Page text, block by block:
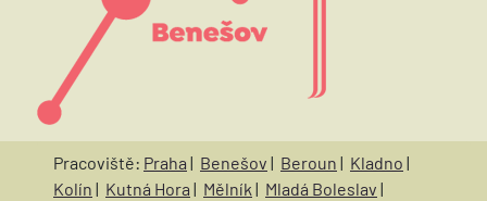
Pracoviště: Praha | Benešov | Beroun | Kladno |
Kolín | Kutná Hora | Mělník | Mladá Boleslav |